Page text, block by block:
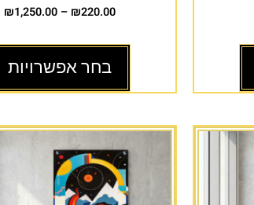
₪220.00
–
₪1,250.00
בחר אפשרויות